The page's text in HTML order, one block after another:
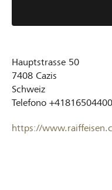
Hauptstrasse 50
7408 Cazis
Schweiz
Telefono +41816504400
https://